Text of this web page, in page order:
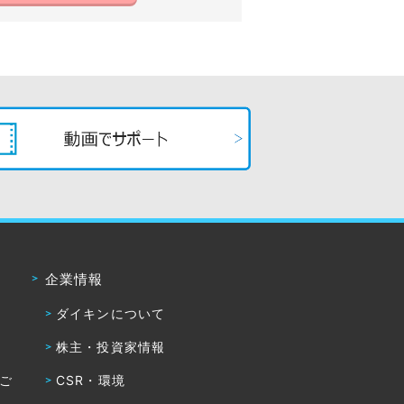
企業情報
ダイキンについて
株主・投資家情報
CSR・環境